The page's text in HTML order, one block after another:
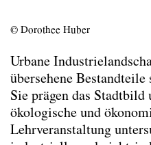
© Dorothee Huber
Urbane
übersehene
Sie prägen das
ökologische und
Lehrveranstaltung
Exkursion
Modul
Transferable Skill
Präsentation:
Transferable Skill